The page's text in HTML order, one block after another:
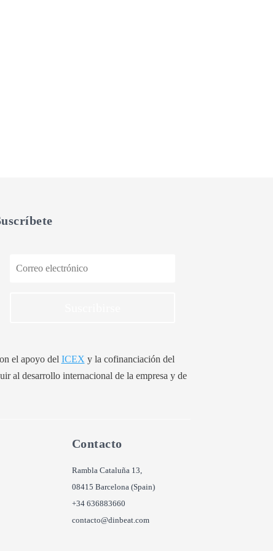
el apoyo del ICEX y la cofinanciación del
al desarrollo internacional de la empresa y de
Contacto
Rambla Cataluña 13,
08415 Barcelona (Spain)
+34 636883660
contacto@dinbeat.com